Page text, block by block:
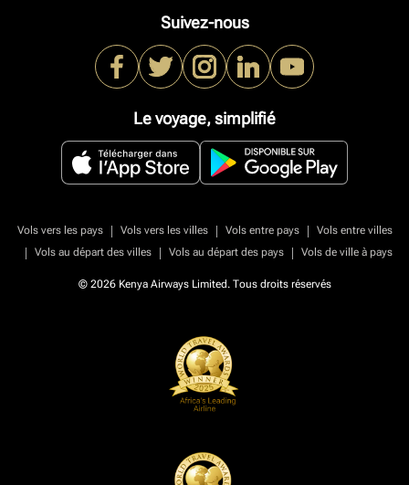
Suivez-nous
Le voyage, simplifié
Vols vers les pays | Vols vers les villes | Vols entre pays |
Vols entre villes
|
Vols au départ des villes | Vols au départ des pays | Vols de ville à pays
© 2026 Kenya Airways Limited. Tous droits réservés